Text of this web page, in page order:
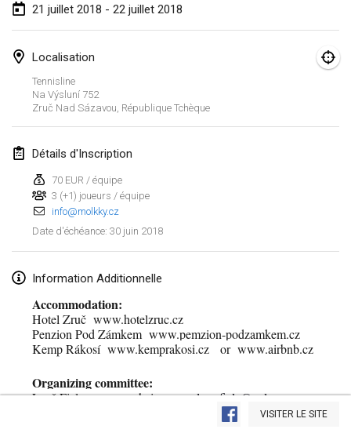
Afficher la liste
21 juillet 2018 - 22 juillet 2018
Localisation
Tennisline
Na Výsluní 752
Zruč Nad Sázavou République Tchèque
Détails d'Inscription
70 EUR / équipe
3 (+1) joueurs / équipe
info@molkky.cz
Date d'échéance: 30 juin 2018
Information Additionnelle
Accommodation:
Hotel Zruč www.hotelzruc.cz
Penzion Pod Zámkem www.pemzion-podzamkem.cz
Kemp Rákosí www.kemprakosi.cz or www.airbnb.cz
Organizing committee:
Leoš Fiala chairmanleos.fiala@volny.cz
VISITER LE SITE
Tournoi de Mölkky - Lesfous Dubâtonvaigeois
Lumi Mölkky
Tournoi de la St Valentin
10 févr. 2018|France
Faschings-Mölkky
11 févr. 2018|Allemagne
Rakovnické mölkkování
SM HalliMölkky - Finnish Championship
24 févr. 2018|Finlande
Tournoi de l'ASSER